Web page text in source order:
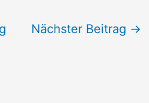
Nächster Beitrag →